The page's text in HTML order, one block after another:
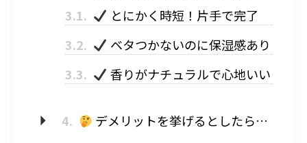
3.1.
とにかく時短！片手で完了
3.2.
ベタつかないのに保湿感あり
3.3.
香りがナチュラルで心地いい
4. デメリットを挙げるとしたら…